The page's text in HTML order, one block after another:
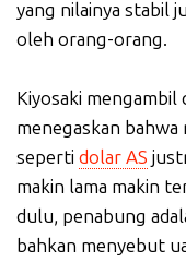
yang nilainya stabil
oleh orang-orang.
Kiyosaki
menegaskan
seperti dolar AS
makin lama makin
dulu, penabung
bahkan menyebut